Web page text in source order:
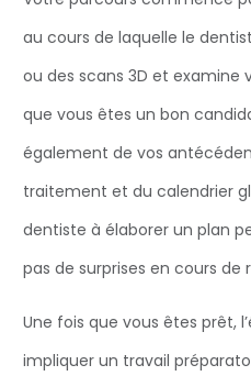
au cours de laquelle le
ou des scans 3D et examine
que vous êtes un bon
également de vos
traitement et du calendrier
dentiste à élaborer un plan
pas de surprises en cours de
Une fois que vous êtes prêt,
impliquer un travail